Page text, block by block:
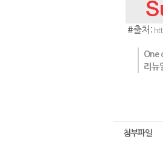
#출처:
One
리뉴
첨부파일